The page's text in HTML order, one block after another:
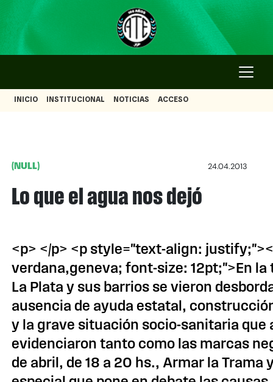
INICIO INSTITUCIONAL NOTICIAS ACCESO
(NULL) 24.04.2013
Lo que el agua nos dejó
<p> </p> <p style="text-align:
verdana,geneva; font-size: 12pt;">En
La Plata y sus barrios se vieron
ausencia de ayuda estatal,
y la grave situación socio-sanitaria que
evidenciaron tanto como las marcas
de abril, de 18 a 20 hs., Armar la